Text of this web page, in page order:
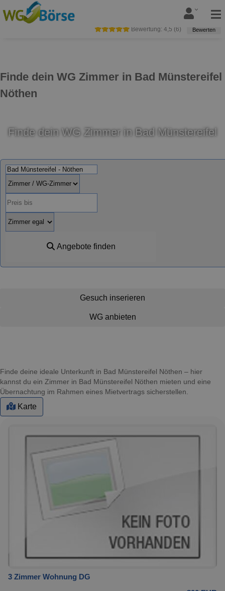
Finde dein WG Zimmer in Bad Münstereifel
Nöthen
Bewertung: 4,5 (6) Bewerten
Finde dein WG Zimmer in Bad Münstereifel
Angebote finden
Gesuch inserieren
WG anbieten
Finde deine ideale Unterkunft in Bad Münstereifel Nöthen – hier
kannst du ein Zimmer in Bad Münstereifel Nöthen mieten und eine
Übernachtung im Rahmen eines Mietvertrags sicherstellen.
Karte
3 Zimmer Wohnung DG